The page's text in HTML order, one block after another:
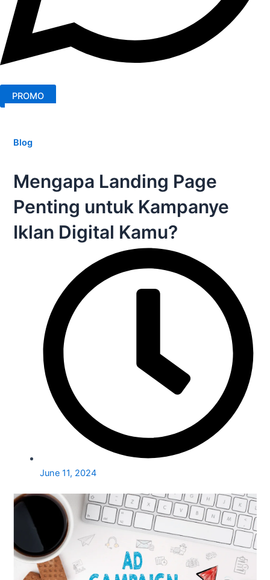
PROMO
Blog
Mengapa Landing Page
Penting untuk Kampanye
Iklan Digital Kamu?
June 11, 2024